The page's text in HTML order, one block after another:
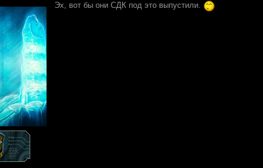
Эх, вот бы они СДК под это выпустили.